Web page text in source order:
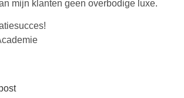
mijn klanten geen overbodige luxe.